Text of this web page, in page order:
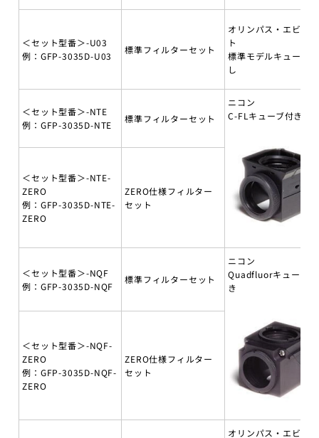
＜セット型番＞-U03
例：GFP-3035D-U03
標準フィルターセット
オリンパス・エビデン
ト
標準モデルキューブ無
し
＜セット型番＞-NTE
例：GFP-3035D-NTE
標準フィルターセット
ニコン
C-FLキューブ付き
＜セット型番＞-NTE-
ZERO
例：GFP-3035D-NTE-
ZERO
ZERO仕様フィルター
セット
＜セット型番＞-NQF
例：GFP-3035D-NQF
標準フィルターセット
ニコン
Quadfluorキューブ付
き
＜セット型番＞-NQF-
ZERO
例：GFP-3035D-NQF-
ZERO
ZERO仕様フィルター
セット
オリンパス・エビデン